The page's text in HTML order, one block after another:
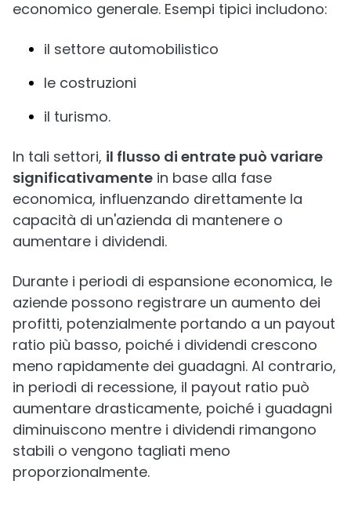
economico generale. Esempi tipici includono:
il settore automobilistico
le costruzioni
il turismo.
In tali settori, il flusso di entrate può variare
significativamente in base alla fase
economica, influenzando direttamente la
capacità di un'azienda di mantenere o
aumentare i dividendi.
Durante i periodi di espansione economica, le
aziende possono registrare un aumento dei
profitti, potenzialmente portando a un payout
ratio più basso, poiché i dividendi crescono
meno rapidamente dei guadagni. Al contrario,
in periodi di recessione, il payout ratio può
aumentare drasticamente, poiché i guadagni
diminuiscono mentre i dividendi rimangono
stabili o vengono tagliati meno
proporzionalmente.